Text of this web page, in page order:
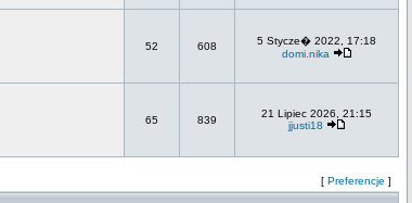
52 608
5 Stycze� 2022, 17:18
domi.nika
65 839
21 Lipiec 2026, 21:15
jjusti18
[ Preferencje ]